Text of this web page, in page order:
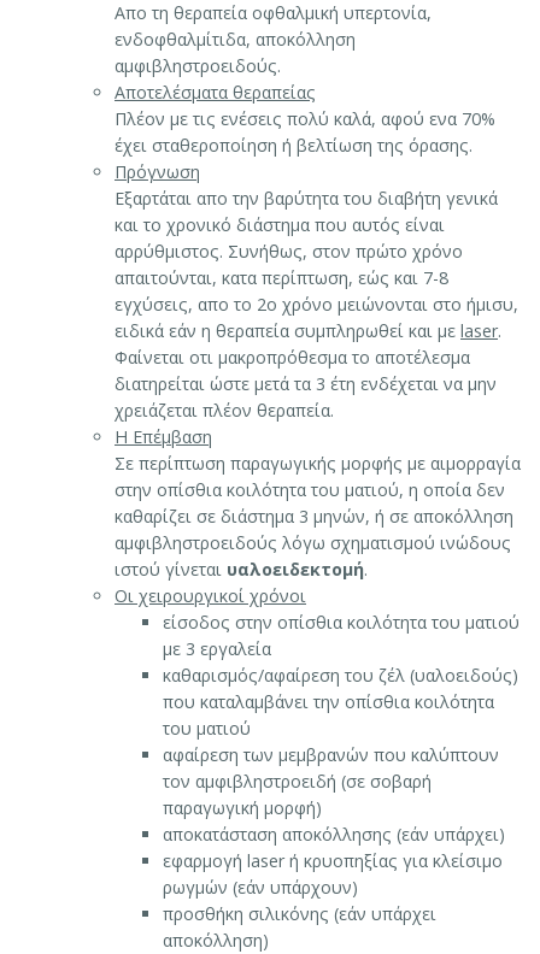
Απο τη θεραπεία οφθαλμική υπερτονία,
ενδοφθαλμίτιδα, αποκόλληση
αμφιβληστροειδούς.
Αποτελέσματα θεραπείας
Πλέον με τις ενέσεις πολύ καλά, αφού ενα 70%
έχει σταθεροποίηση ή βελτίωση της όρασης.
Πρόγνωση
Εξαρτάται απο την βαρύτητα του διαβήτη γενικά
και το χρονικό διάστημα που αυτός είναι
αρρύθμιστος. Συνήθως, στον πρώτο χρόνο
απαιτούνται, κατα περίπτωση, εώς και 7-8
εγχύσεις, απο το 2ο χρόνο μειώνονται στο ήμισυ,
ειδικά εάν η θεραπεία συμπληρωθεί και με laser.
Φαίνεται οτι μακροπρόθεσμα το αποτέλεσμα
διατηρείται ώστε μετά τα 3 έτη ενδέχεται να μην
χρειάζεται πλέον θεραπεία.
Η Επέμβαση
Σε περίπτωση παραγωγικής μορφής με αιμορραγία
στην οπίσθια κοιλότητα του ματιού, η οποία δεν
καθαρίζει σε διάστημα 3 μηνών, ή σε αποκόλληση
αμφιβληστροειδούς λόγω σχηματισμού ινώδους
ιστού γίνεται υαλοειδεκτομή.
Οι χειρουργικοί χρόνοι
είσοδος στην οπίσθια κοιλότητα του ματιού
με 3 εργαλεία
καθαρισμός/αφαίρεση του ζέλ (υαλοειδούς)
που καταλαμβάνει την οπίσθια κοιλότητα
του ματιού
αφαίρεση των μεμβρανών που καλύπτουν
τον αμφιβληστροειδή (σε σοβαρή
παραγωγική μορφή)
αποκατάσταση αποκόλλησης (εάν υπάρχει)
εφαρμογή laser ή κρυοπηξίας για κλείσιμο
ρωγμών (εάν υπάρχουν)
προσθήκη σιλικόνης (εάν υπάρχει
αποκόλληση)